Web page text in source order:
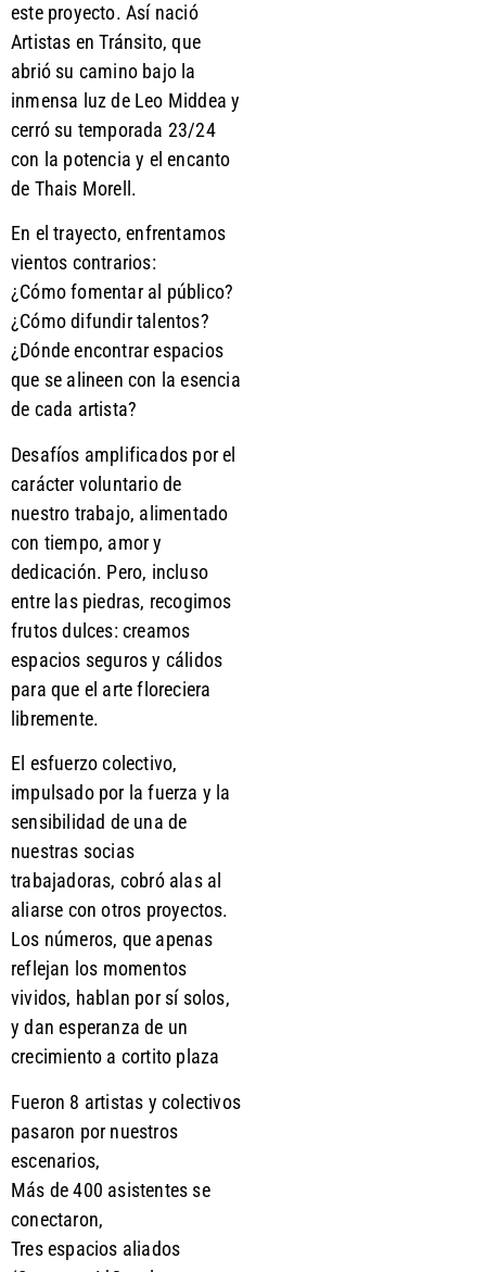
este proyecto. Así nació
Artistas en Tránsito, que
abrió su camino bajo la
inmensa luz de Leo Middea y
cerró su temporada 23/24
con la potencia y el encanto
de Thais Morell.
En el trayecto, enfrentamos
vientos contrarios:
¿Cómo fomentar al público?
¿Cómo difundir talentos?
¿Dónde encontrar espacios
que se alineen con la esencia
de cada artista?
Desafíos amplificados por el
carácter voluntario de
nuestro trabajo, alimentado
con tiempo, amor y
dedicación. Pero, incluso
entre las piedras, recogimos
frutos dulces: creamos
espacios seguros y cálidos
para que el arte floreciera
libremente.
El esfuerzo colectivo,
impulsado por la fuerza y la
sensibilidad de una de
nuestras socias
trabajadoras, cobró alas al
aliarse con otros proyectos.
Los números, que apenas
reflejan los momentos
vividos, hablan por sí solos,
y dan esperanza de un
crecimiento a cortito plaza
Fueron 8 artistas y colectivos
pasaron por nuestros
escenarios,
Más de 400 asistentes se
conectaron,
Tres espacios aliados